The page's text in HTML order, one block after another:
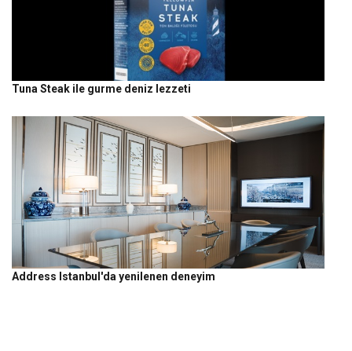
Tuna Steak ile gurme deniz lezzeti
Address Istanbul'da yenilenen deneyim